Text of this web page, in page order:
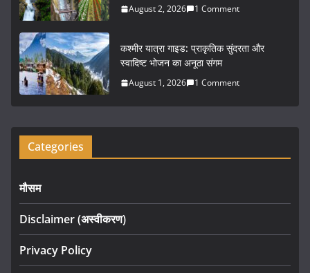
August 2, 2026 1 Comment
कश्मीर यात्रा गाइड: प्राकृतिक सुंदरता और
स्वादिष्ट भोजन का अनूठा संगम
August 1, 2026 1 Comment
Categories
मौसम
Disclaimer (अस्वीकरण)
Privacy Policy